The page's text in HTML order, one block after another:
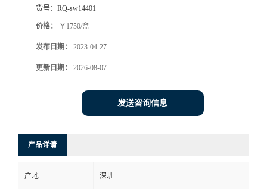
货号： RQ-sw14401
价格： ￥1750/盒
发布日期： 2023-04-27
更新日期： 2026-08-07
发送咨询信息
产品详请
产地 深圳